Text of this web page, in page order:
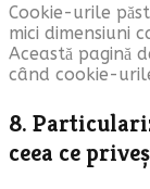
Cookie-urile
mici dimensiuni
Această pagină
când cookie-
8.
ceea ce